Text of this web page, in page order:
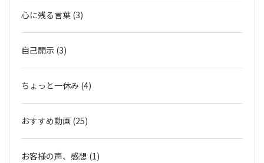
心に残る言葉 (3)
自己開示 (3)
ちょっと一休み (4)
おすすめ動画 (25)
お客様の声、感想 (1)